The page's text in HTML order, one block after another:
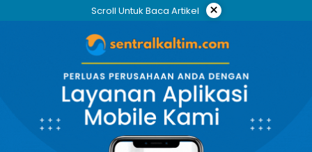
Scroll Untuk Baca Artikel ×